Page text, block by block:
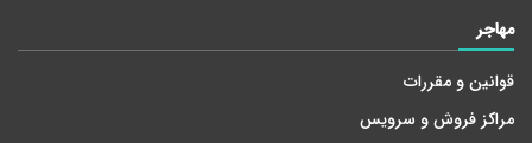
مهاجر
قوانین و مقررات
مراکز فروش و سرویس